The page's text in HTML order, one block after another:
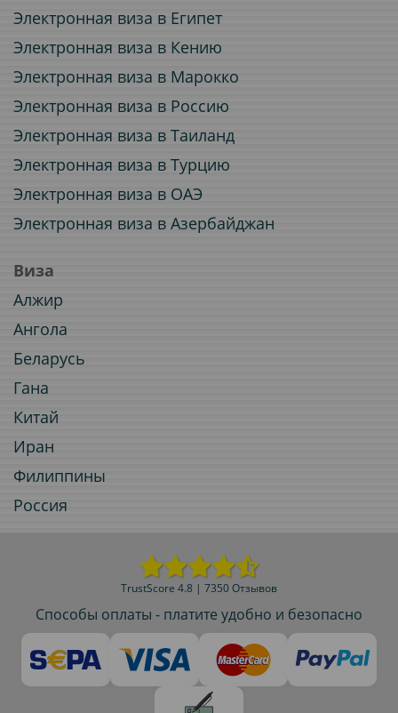
Электронная виза в Египет
Электронная виза в Кению
Электронная виза в Марокко
Электронная виза в Россию
Электронная виза в Таиланд
Электронная виза в Турцию
Электронная виза в ОАЭ
Электронная виза в Азербайджан
Виза
Алжир
Ангола
Беларусь
Гана
Китай
Иран
Филиппины
Россия
TrustScore 4.8 | 7350 Отзывов
Способы оплаты - платите удобно и безопасно